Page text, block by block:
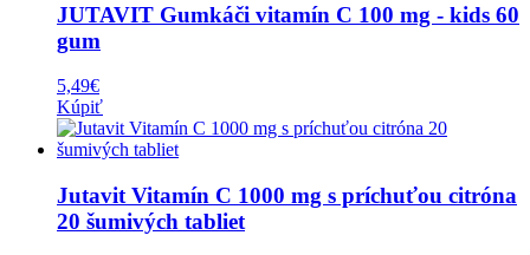
JUTAVIT Gumkáči vitamín C 100 mg - kids 60
gum
5,49€
Kúpiť
Jutavit Vitamín C 1000 mg s príchuťou citróna
20 šumivých tabliet